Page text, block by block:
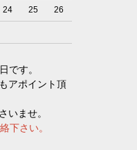
24 25 26
です。
アポイント頂
いませ。
下さい。